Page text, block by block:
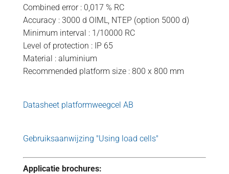
Combined error : 0,017 % RC
Accuracy : 3000 d OIML, NTEP (option 5000 d)
Minimum interval : 1/10000 RC
Level of protection : IP 65
Material : aluminium
Recommended platform size : 800 x 800 mm
Datasheet platformweegcel AB
Gebruiksaanwijzing "Using load cells"
Applicatie brochures: